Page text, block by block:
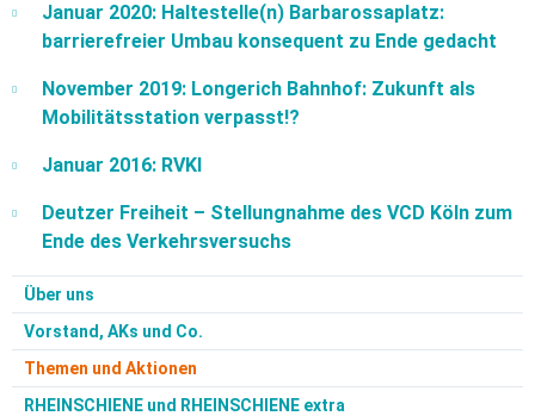
Januar 2020: Haltestelle(n) Barbarossaplatz:
barrierefreier Umbau konsequent zu Ende gedacht
November 2019: Longerich Bahnhof: Zukunft als
Mobilitätsstation verpasst!?
Januar 2016: RVKI
Deutzer Freiheit – Stellungnahme des VCD Köln zum
Ende des Verkehrsversuchs
Über uns
Vorstand, AKs und Co.
Themen und Aktionen
RHEINSCHIENE und RHEINSCHIENE extra